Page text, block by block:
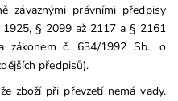
závaznými právními předpisy
§ 2099 až 2117 a § 2161
zákonem č. 634/1992 Sb., o
předpisů).
zboží při převzetí nemá vady.